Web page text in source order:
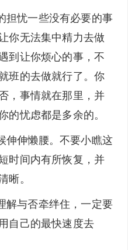
忧一些没有必要的事
你无法集中精力去做
到让你烦心的事，不
班的去做就行了。你
，事情就在那里，并
的忧虑都是多余的。
伸懒腰。不要小瞧这
时间内有所恢复，并
晰。
与否牵绊住，一定要
自己的最快速度去